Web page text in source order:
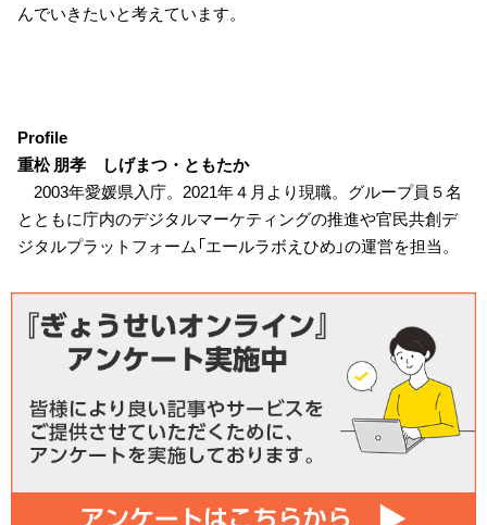
んでいきたいと考えています。
Profile
重松 朋孝 しげまつ・ともたか
2003年愛媛県入庁。2021年４月より現職。グループ員５名
とともに庁内のデジタルマーケティングの推進や官民共創デ
ジタルプラットフォーム「エールラボえひめ」の運営を担当。